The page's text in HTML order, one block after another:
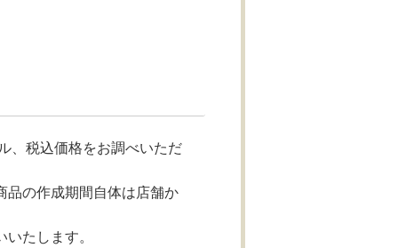
、税込価格をお調べいただ
品の作成期間自体は店舗か
たします。